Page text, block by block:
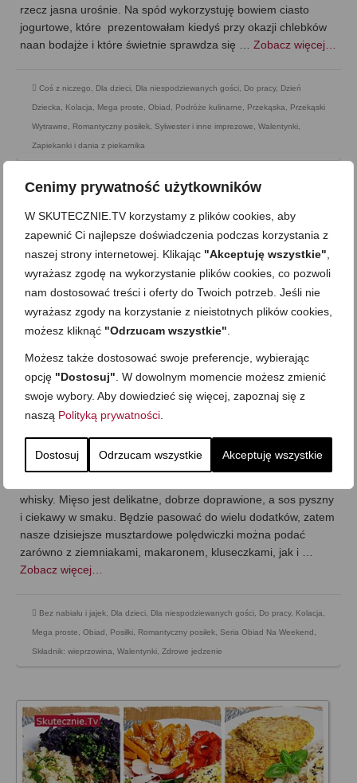
Cenimy prywatność użytkowników
W SKUTECZNIE.TV korzystamy z plików cookies, aby
zapewnić Ci najlepsze doświadczenia podczas korzystania z
naszej strony internetowej. Klikając "Akceptuję wszystkie"
wyrażasz zgodę na wykorzystanie plików cookies, co pozwoli
nam dostosować treści i oferty do Twoich potrzeb. Jeśli nie
wyrażasz zgody na korzystanie z nieistotnych plików cookies,
możesz kliknąć "Odrzucam wszystkie"
Możesz także dostosować swoje preferencje, wybierając
opcję "Dostosuj" . W dowolnym momencie możesz zmienić
swoje wybory. Aby dowiedzieć się więcej, zapoznaj się z
naszą Polityką prywatności
Dostosuj Odrzucam wszystkie Akceptuję wszystkie
rzecz jasna urośnie. Na spód wykorzystuję bowiem ciasto
jogurtowe, które prezentowałam kiedyś przy okazji chlebków
naan bodajże i które świetnie sprawdza się … Zobacz więcej…
Coś z niczego, Dla dzieci, Dla niespodziewanych gości, Do pracy, Dzień
Dziecka, Kolacja, Mega proste, Obiad , Podróże kulinarne, Przekąska, Przekąski
Wytrawne, Romantyczny posiłek, Sylwester i inne imprezowe, Walentynki,
Zapiekanki i dania z piekarnika
Musztardowe polędwiczki w sosie z
pieczarkami i whisky
7 LISTOPADA 2019 z5 KOMENTARZY
whisky. Mięso jest delikatne, dobrze doprawione, a sos pyszny
i ciekawy w smaku. Będzie pasować do wielu dodatków, zatem
nasze dzisiejsze musztardowe polędwiczki można podać
zarówno z ziemniakami, makaronem, kluseczkami, jak i …
Zobacz więcej…
Bez nabiału i jajek Dla dzieci Dla niespodziewanych gości Do pracy, Kolacja
Mega proste Obiad Posiłki Romantyczny posiłek Seria Obiad Na Weekend
Składnik: wieprzowina Walentynki Zdrowe jedzenie